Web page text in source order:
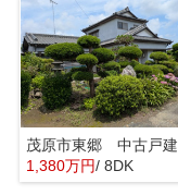
茂原市東郷 中古戸建
1,380万円/ 8DK